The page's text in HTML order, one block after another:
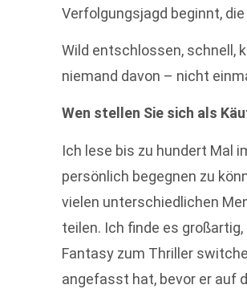
Verfolgungsjagd beginnt,
Wild entschlossen, schnell,
niemand davon – nicht
Wen stellen Sie sich als
Ich lese bis zu hundert Mal
persönlich begegnen zu
vielen unterschiedlichen
teilen. Ich finde es
Fantasy zum Thriller
angefasst hat, bevor er auf